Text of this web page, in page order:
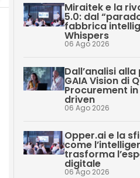
Miraitek e la
5.0: dal
fabbrica
Whispers
06 Ago 2026
Dall’analisi
GAIA Vision di
Procurement
driven
06 Ago 2026
Opper.ai e la
come
trasforma
digitale
06 Ago 2026